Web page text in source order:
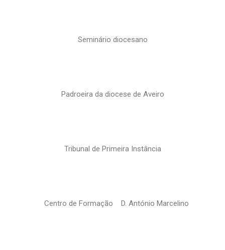
Seminário diocesano
Padroeira da diocese de Aveiro
Tribunal de Primeira Instância
Centro de Formação D. António Marcelino